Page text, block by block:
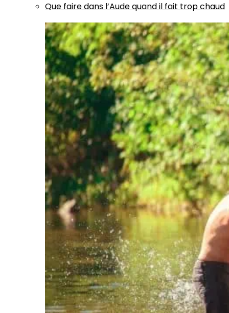
Que faire dans l’Aude quand il fait trop chaud